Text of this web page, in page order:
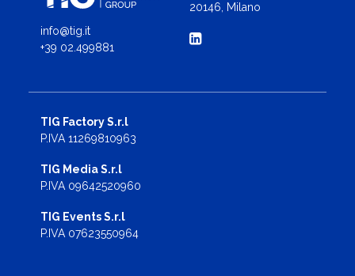
info@tig.it
+39 02.499881
20146, Milano
TIG Factory S.r.l
P.IVA 11269810963
TIG Media S.r.l
P.IVA 09642520960
TIG Events S.r.l
P.IVA 07623550964